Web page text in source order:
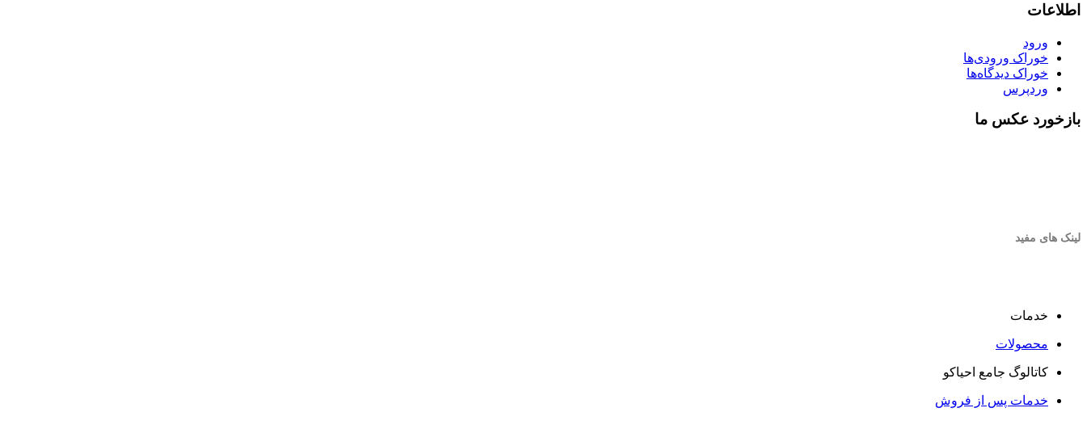
اطلاعات
ورود
خوراک ورودی‌ها
خوراک دیدگاه‌ها
وردپرس
بازخورد عکس ما
لینک های مفید
خدمات
محصولات
کاتالوگ جامع احیاکو
خدمات پس از فروش